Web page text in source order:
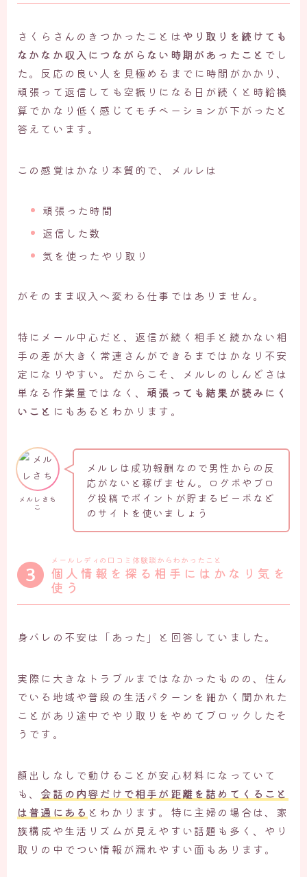
さくらさんのきつかったことはやり取りを続けても
なかなか収入につながらない時期があったこと でし
た。反応の良い人を見極めるまでに時間がかかり、
頑張って返信しても空振りになる日が続くと時給換
算でかなり低く感じてモチベーションが下がったと
答えています。
この感覚はかなり本質的で、メルレは
頑張った時間
返信した数
気を使ったやり取り
がそのまま収入へ変わる仕事ではありません。
特にメール中心だと、返信が続く相手と続かない相
手の差が大きく常連さんができるまではかなり不安
定になりやすい。だからこそ、メルレのしんどさは
単なる作業量ではなく、 頑張っても結果が読みにく
いこと にもあるとわかります。
メルレさち
こ
メルレは成功報酬なので男性からの反
応がないと稼げません。ログボやブロ
グ投稿でポイントが貯まるビーボなど
のサイトを使いましょう
メールレディの口コミ体験談からわかったこと
個人情報を探る相手にはかなり気を
使う
身バレの不安は「あった」と回答していました。
実際に大きなトラブルまではなかったものの、住ん
でいる地域や普段の生活パターンを細かく聞かれた
ことがあり途中でやり取りをやめてブロックしたそ
うです。
顔出しなしで動けることが安心材料になっていて
も、 会話の内容だけで相手が距離を詰めてくること
は普通にある とわかります。特に主婦の場合は、家
族構成や生活リズムが見えやすい話題も多く、やり
取りの中でつい情報が漏れやすい面もあります。